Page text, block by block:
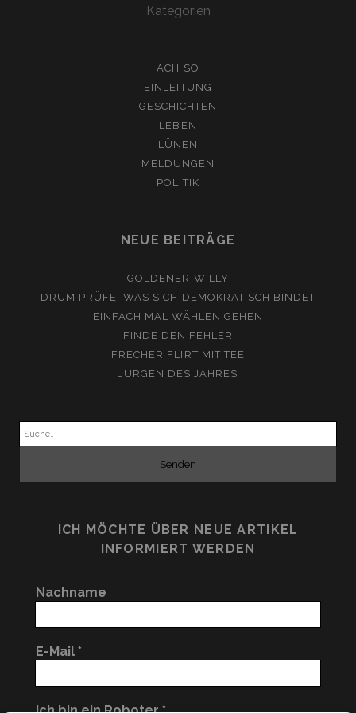
Kategorien
ACH SO
EINLEITUNG
GESCHICHTEN
LEBEN
LÜNEN
MELDUNGEN
POLITIK
NEUE BEITRÄGE
GOLDENER WILLY
DRUM PRÜFE, WAS SICH DEMOKRATISCH BINDET
EINFACH MAL WÄHLEN GEHEN
FINDE DEN FEHLER
FRECHER FLIRT MIT TEE
JÜRGEN DES JAHRES
Suchen
nach:
ICH MÖCHTE ÜBER NEUE ARTIKEL
INFORMIERT WERDEN
Nachname
E-Mail *